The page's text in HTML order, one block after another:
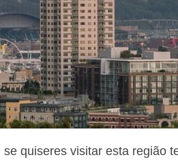
quiseres visitar esta região